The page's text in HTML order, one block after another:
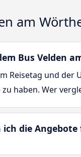
am
Bus Velden
Reisetag und der
haben. Wer
die